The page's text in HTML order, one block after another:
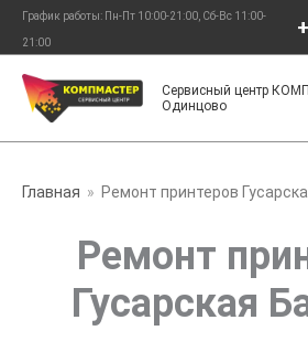
Перейти
содержимому
График работы: Пн-Пт 10:00-21:00, Сб-Вс 11:00-
21:00
Сервисный центр
Одинцово
Главная Ремонт принтеров
Ремонт
Гусарская